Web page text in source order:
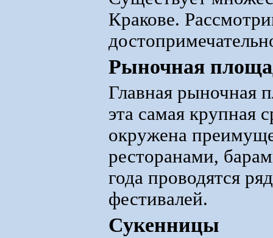
Кракове.
Рыночная
Главная рыночная
эта самая крупная
окружена
ресторанами,
года проводятся
фестивалей.
Сукенницы